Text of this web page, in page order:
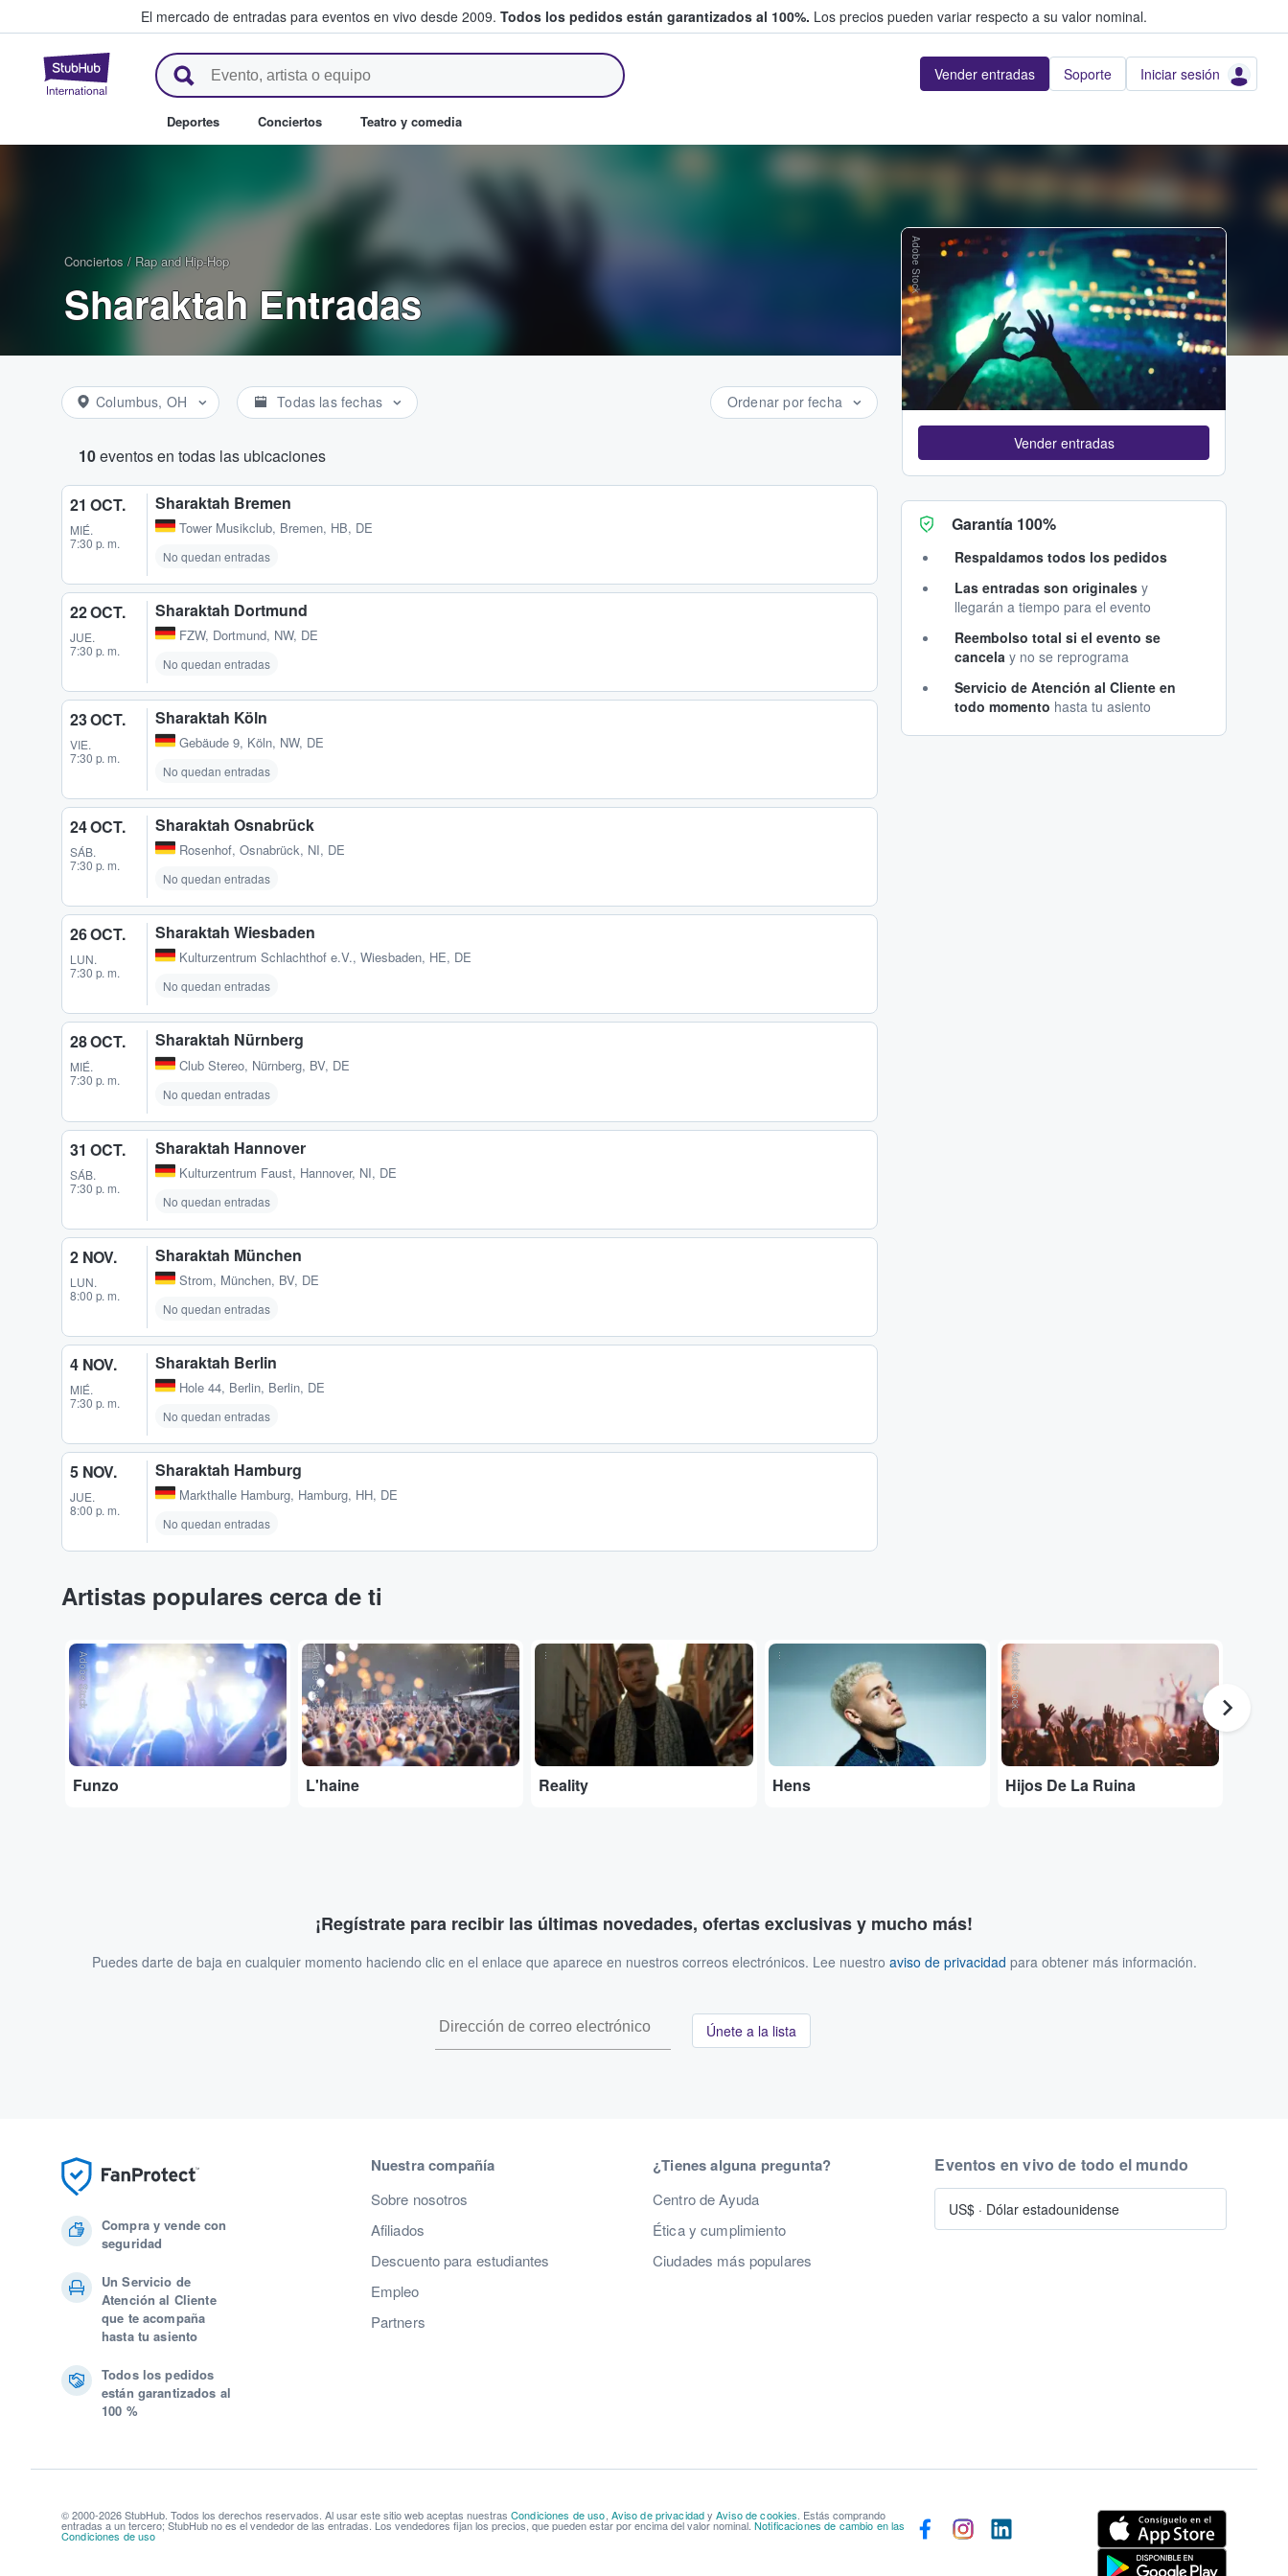
El mercado de entradas para eventos en vivo desde 2009. Todos los pedidos están garantizados al 100%. Los precios pueden variar respecto a su valor nominal.
StubHub: compra y venta de entradas entre fans Vender entradas Soporte Iniciar sesión
Deportes Conciertos Teatro y comedia
Conciertos / Rap and Hip-Hop
Sharaktah Entradas
Columbus, OH Todas las fechas Ordenar por fecha
10eventos en todas las ubicaciones
21 OCT.
MIÉ.
7:30 p. m.
Sharaktah Bremen
Tower Musikclub, Bremen, HB, DE
No quedan entradas
22 OCT.
JUE.
7:30 p. m.
Sharaktah Dortmund
FZW, Dortmund, NW, DE
No quedan entradas
23 OCT.
VIE.
7:30 p. m.
Sharaktah Köln
Gebäude 9, Köln, NW, DE
No quedan entradas
24 OCT.
SÁB.
7:30 p. m.
Sharaktah Osnabrück
Rosenhof, Osnabrück, NI, DE
No quedan entradas
26 OCT.
LUN.
7:30 p. m.
Sharaktah Wiesbaden
Kulturzentrum Schlachthof e.V., Wiesbaden, HE, DE
No quedan entradas
28 OCT.
MIÉ.
7:30 p. m.
Sharaktah Nürnberg
Club Stereo, Nürnberg, BV, DE
No quedan entradas
31 OCT.
SÁB.
7:30 p. m.
Sharaktah Hannover
Kulturzentrum Faust, Hannover, NI, DE
No quedan entradas
2 NOV.
LUN.
8:00 p. m.
Sharaktah München
Strom, München, BV, DE
No quedan entradas
4 NOV.
MIÉ.
7:30 p. m.
Sharaktah Berlin
Hole 44, Berlin, Berlin, DE
No quedan entradas
5 NOV.
JUE.
8:00 p. m.
Sharaktah Hamburg
Markthalle Hamburg, Hamburg, HH, DE
No quedan entradas
Adobe Stock
Vender entradas
Garantía 100%
Respaldamos todos los pedidos
Las entradas son originales y
llegarán a tiempo para el evento
Reembolso total si el evento se
cancela y no se reprograma
Servicio de Atención al Cliente en
todo momento hasta tu asiento
Artistas populares cerca de ti
Adobe Stock
Funzo
Adobe Stock
L'haine
...
Reality
...
Hens
Adobe Stock
Hijos De La Ruina
¡Regístrate para recibir las últimas novedades, ofertas exclusivas y mucho más!
Puedes darte de baja en cualquier momento haciendo clic en el enlace que aparece en nuestros correos electrónicos. Lee nuestro aviso de privacidad para obtener más información.
Únete a la lista
Compra y vende con
seguridad
Un Servicio de
Atención al Cliente
que te acompaña
hasta tu asiento
Todos los pedidos
están garantizados al
100 %
Nuestra compañía
Sobre nosotros
Afiliados
Descuento para estudiantes
Empleo
Partners
¿Tienes alguna pregunta?
Centro de Ayuda
Ética y cumplimiento
Ciudades más populares
Eventos en vivo de todo el mundo
US$ · Dólar estadounidense
© 2000-2026 StubHub. Todos los derechos reservados. Al usar este sitio web aceptas nuestras Condiciones de uso, Aviso de privacidadyAviso de cookies. Estás comprando
entradas a un tercero; StubHub no es el vendedor de las entradas. Los vendedores fijan los precios, que pueden estar por encima del valor nominal. Notificaciones de cambio en las
Condiciones de uso